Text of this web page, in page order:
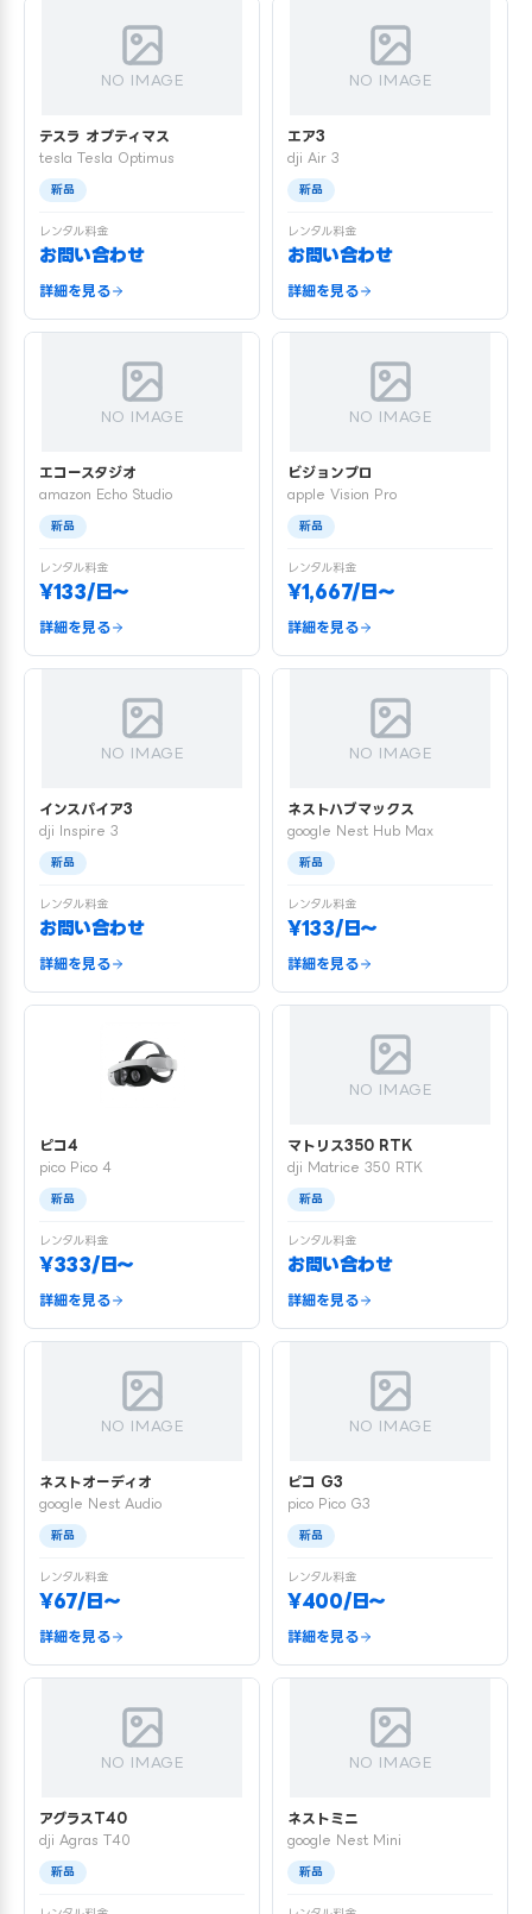
NO IMAGE
テスラ オプティマス
tesla Tesla Optimus
新品
レンタル料金
お問い合わせ
詳細を見る
NO IMAGE
エア3
dji Air 3
新品
レンタル料金
お問い合わせ
詳細を見る
NO IMAGE
エコースタジオ
amazon Echo Studio
新品
レンタル料金
¥133/日〜
詳細を見る
NO IMAGE
ビジョンプロ
apple Vision Pro
新品
レンタル料金
¥1,667/日〜
詳細を見る
NO IMAGE
インスパイア3
dji Inspire 3
新品
レンタル料金
お問い合わせ
詳細を見る
NO IMAGE
ネストハブマックス
google Nest Hub Max
新品
レンタル料金
¥133/日〜
詳細を見る
ピコ4
pico Pico 4
新品
レンタル料金
¥333/日〜
詳細を見る
NO IMAGE
マトリス350 RTK
dji Matrice 350 RTK
新品
レンタル料金
お問い合わせ
詳細を見る
NO IMAGE
ネストオーディオ
google Nest Audio
新品
レンタル料金
¥67/日〜
詳細を見る
NO IMAGE
ピコ G3
pico Pico G3
新品
レンタル料金
¥400/日〜
詳細を見る
NO IMAGE
アグラスT40
dji Agras T40
新品
NO IMAGE
ネストミニ
google Nest Mini
新品